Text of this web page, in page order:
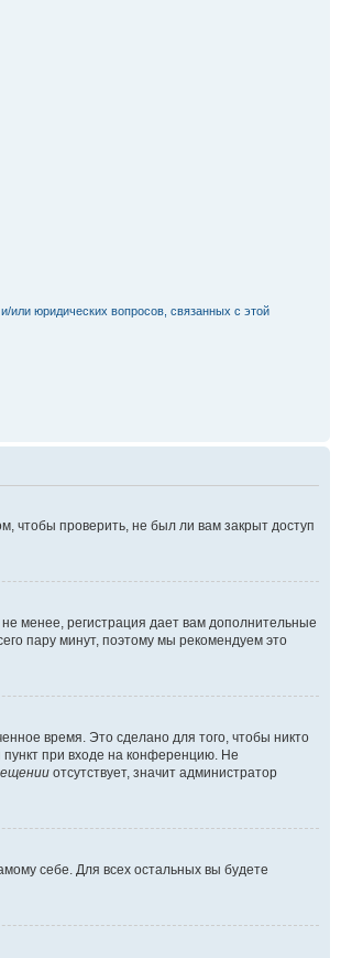
или юридических вопросов, связанных с этой
чтобы проверить, не был ли вам закрыт доступ
менее, регистрация дает вам дополнительные
пару минут, поэтому мы рекомендуем это
время. Это сделано для того, чтобы никто
пункт при входе на конференцию. Не
отсутствует, значит администратор
себе. Для всех остальных вы будете